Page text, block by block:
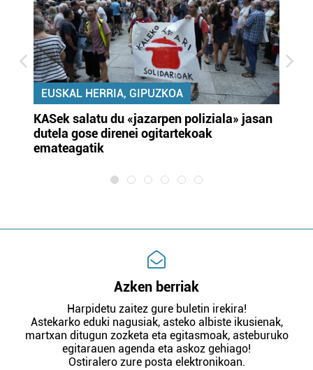
EUSKAL HERRIA, GIPUZKOA
KASek salatu du «jazarpen poliziala» jasan
dutela gose direnei ogitartekoak
emateagatik
Azken berriak
Harpidetu zaitez gure buletin irekira!
Astekarko eduki nagusiak, asteko albiste ikusienak,
martxan ditugun zozketa eta egitasmoak, asteburuko
egitarauen agenda eta askoz gehiago!
Ostiralero zure posta elektronikoan.